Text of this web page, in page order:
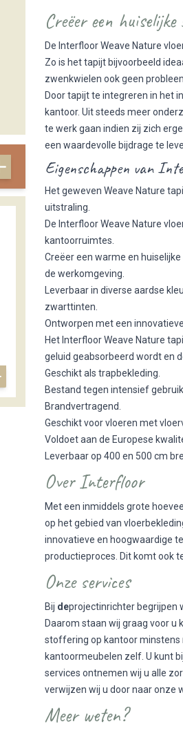
Creëer een
De Interfloor Weave Nature
Zo is het tapijt bijvoorbeeld
zwenkwielen ook geen
Door tapijt te integreren in het
kantoor. Uit steeds meer
te werk gaan indien zij zich
een waardevolle bijdrage te
Eigenschappen van
Het geweven Weave Nature
uitstraling.
De Interfloor Weave Nature
kantoorruimtes.
Creëer een warme en
de werkomgeving.
Leverbaar in diverse aardse
zwarttinten.
Ontworpen met een
Het Interfloor Weave Nature
geluid geabsorbeerd wordt en
Geschikt als trapbekleding.
Bestand tegen intensief
Brandvertragend.
Geschikt voor vloeren met
Voldoet aan de Europese
Leverbaar op 400 en 500 cm
Over Interfloor
Met een inmiddels grote
op het gebied van
innovatieve en hoogwaardige
productieproces. Dit komt ook
Onze services
Bij deprojectinrichter begrijpen
Daarom staan wij graag voor u
stoffering op kantoor minstens
kantoormeubelen zelf. U kunt
services ontnemen wij u alle
verwijzen wij u door naar onze
Meer weten?